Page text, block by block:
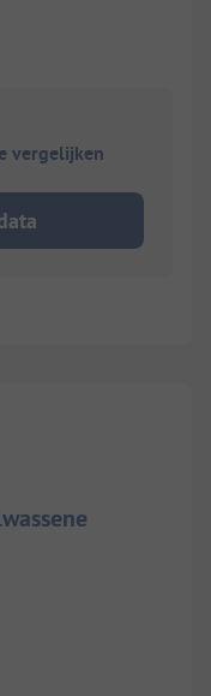
vergelijken